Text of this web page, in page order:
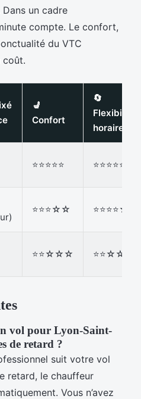
Dans un cadre
compte. Le confort,
du VTC
coût.
💺
Confort
🔄
Flexibilité
horaire
⭐⭐⭐⭐⭐ ⭐⭐⭐⭐⭐
⭐⭐⭐☆☆ ⭐⭐⭐⭐☆
⭐⭐☆☆☆ ⭐⭐☆☆☆
vol pour Lyon-Saint-
de retard ?
suit votre vol
retard, le chauffeur
Vous n’avez